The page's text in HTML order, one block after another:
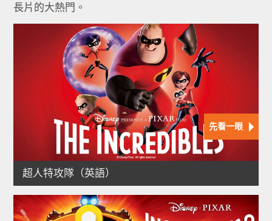
長片的大熱門。